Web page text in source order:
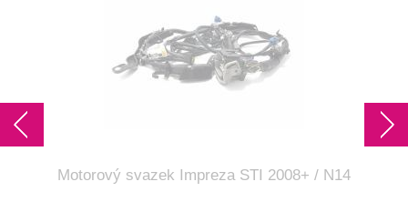
Motorový svazek Impreza STI 2008+ / N14